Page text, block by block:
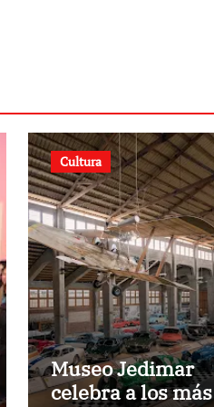
Cultura
Museo Jedimar
celebra a los más